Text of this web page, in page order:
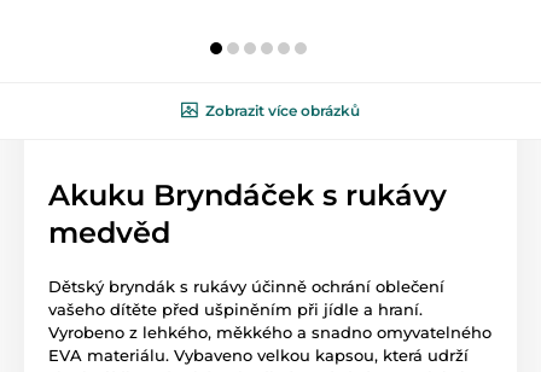
Zobrazit více obrázků
Akuku Bryndáček s rukávy
medvěd
Dětský bryndák s rukávy účinně ochrání oblečení
vašeho dítěte před ušpiněním při jídle a hraní.
Vyrobeno z lehkého, měkkého a snadno omyvatelného
EVA materiálu. Vybaveno velkou kapsou, která udrží